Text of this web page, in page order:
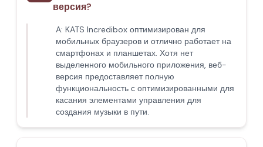
версия?
A: KATS Incredibox оптимизирован для
мобильных браузеров и отлично работает на
смартфонах и планшетах. Хотя нет
выделенного мобильного приложения, веб-
версия предоставляет полную
функциональность с оптимизированными для
касания элементами управления для
создания музыки в пути.